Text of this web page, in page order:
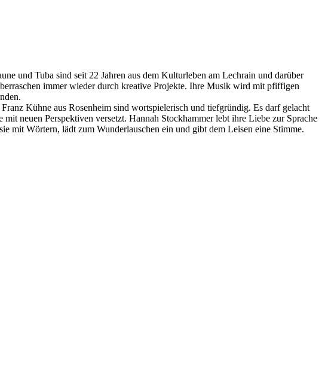
und Tuba sind seit 22 Jahren aus dem Kulturleben am Lechrain und darüber
immer wieder durch kreative Projekte. Ihre Musik wird mit pfiffigen
Kühne aus Rosenheim sind wortspielerisch und tiefgründig. Es darf gelacht
neuen Perspektiven versetzt. Hannah Stockhammer lebt ihre Liebe zur Sprache
mit Wörtern, lädt zum Wunderlauschen ein und gibt dem Leisen eine Stimme.